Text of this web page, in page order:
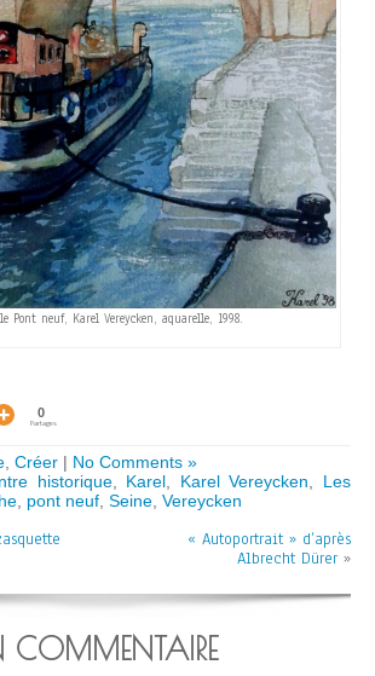
Pont neuf, Karel Vereycken, aquarelle, 1998.
0
Partages
Créer | No Comments »
historique, Karel Karel Vereycken
Les
pont neuf Seine Vereycken
« Autoportrait » d’après
Albrecht Dürer »
COMMENTAIRE